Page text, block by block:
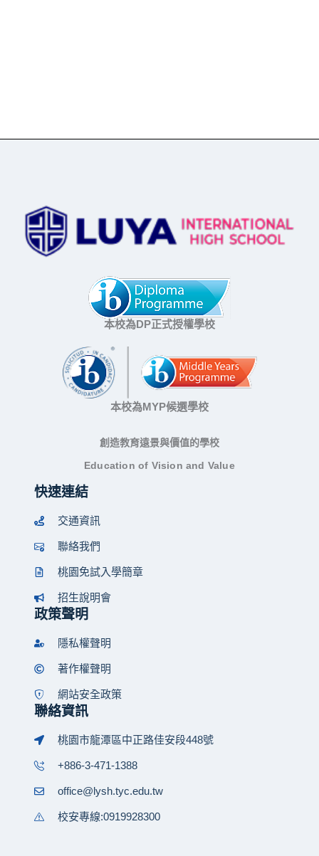
本校為DP正式授權學校
本校為MYP候選學校
創造教育遠景與價值的學校
Education of Vision and Value
快速連結
交通資訊
聯絡我們
桃園免試入學簡章
招生說明會
政策聲明
隱私權聲明
著作權聲明
網站安全政策
聯絡資訊
桃園市龍潭區中正路佳安段448號
+886-3-471-1388
office@lysh.tyc.edu.tw
校安專線:0919928300